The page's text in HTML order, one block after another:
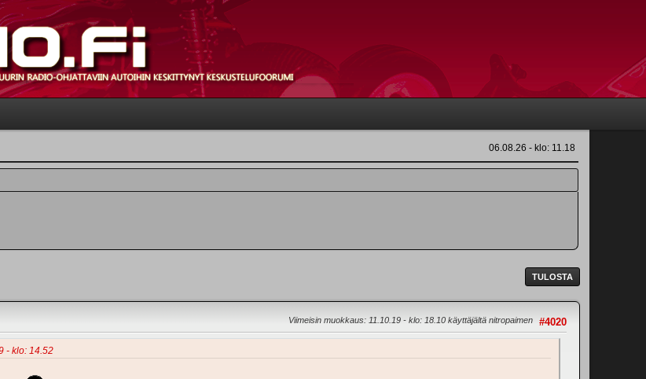
06.08.26 - klo: 11.18
TULOSTA
#4020
Viimeisin muokkaus: 11.10.19 - klo: 18.10 käyttäjältä nitropaimen
- klo: 14.52